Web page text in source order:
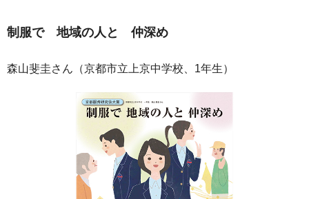
制服で 地域の人と 仲深め
森山斐圭さん（京都市立上京中学校、1年生）